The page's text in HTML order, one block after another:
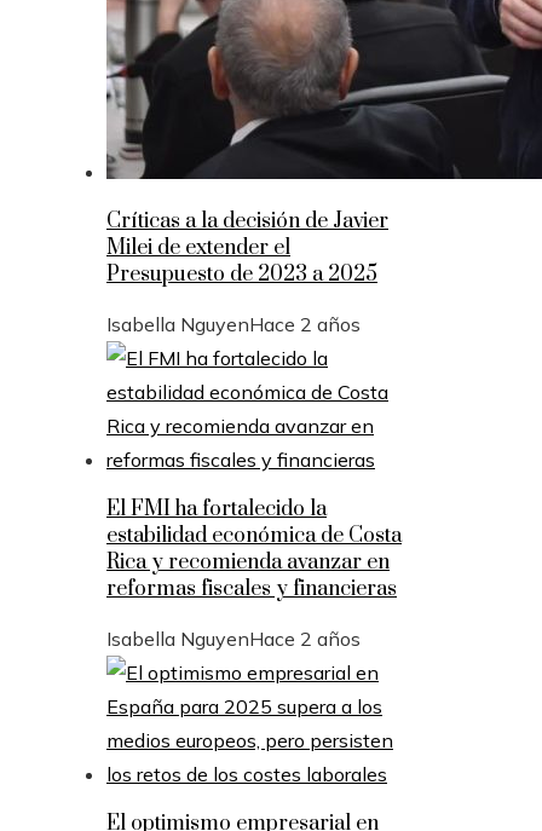
Críticas a la decisión de Javier
Milei de extender el
Presupuesto de 2023 a 2025
Isabella NguyenHace 2 años
El FMI ha fortalecido la
estabilidad económica de Costa
Rica y recomienda avanzar en
reformas fiscales y financieras
Isabella NguyenHace 2 años
El optimismo empresarial en